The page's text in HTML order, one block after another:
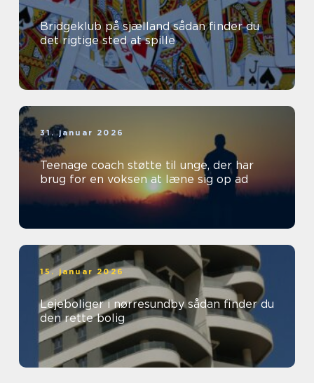
Bridgeklub på sjælland sådan finder du
det rigtige sted at spille
31. januar 2026
Teenage coach støtte til unge, der har
brug for en voksen at læne sig op ad
15. januar 2026
Lejeboliger i nørresundby sådan finder du
den rette bolig